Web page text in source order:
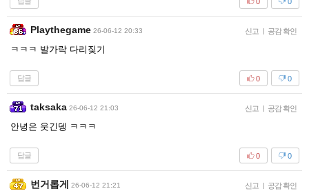
Playthegame 26-06-12 20:33 신고 공감 확인
ㅋㅋㅋ 발가락 다리짖기
답글 0
0
taksaka 26-06-12 21:03 신고 공감 확인
안녕은 웃긴뎅 ㅋㅋㅋ
답글 0
0
번거롭게 26-06-12 21:21 신고 공감 확인